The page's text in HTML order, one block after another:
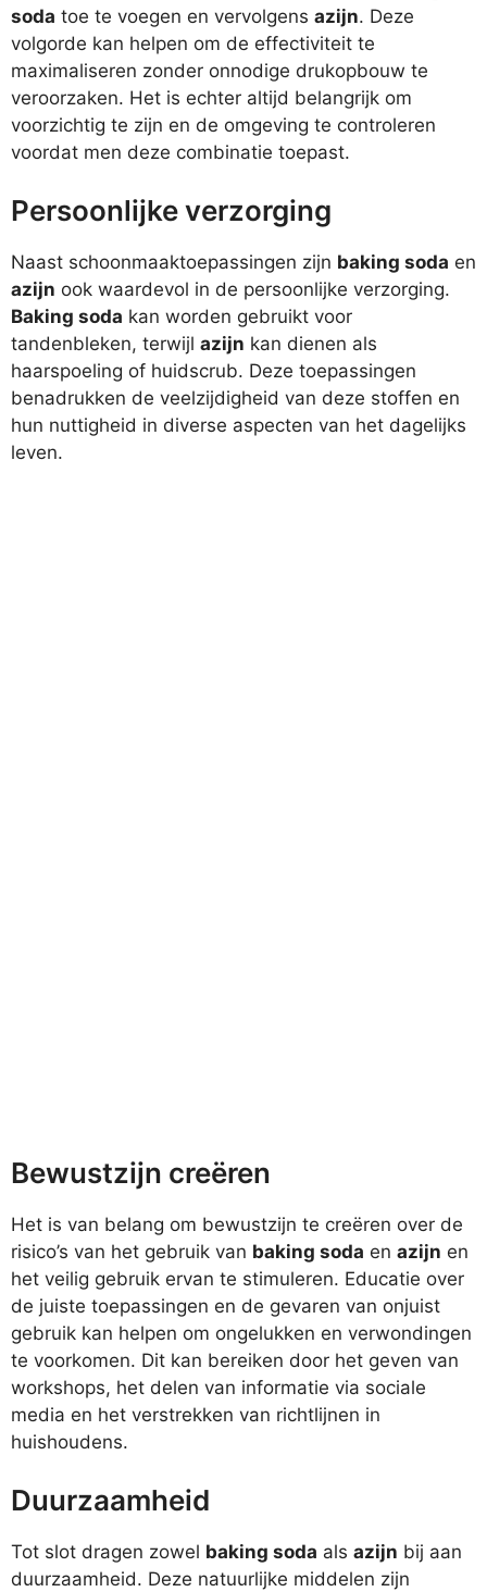
soda toe te voegen en vervolgens azijn. Deze
volgorde kan helpen om de effectiviteit te
maximaliseren zonder onnodige drukopbouw te
veroorzaken. Het is echter altijd belangrijk om
voorzichtig te zijn en de omgeving te controleren
voordat men deze combinatie toepast.
Persoonlijke verzorging
Naast schoonmaaktoepassingen zijn baking soda en
azijn ook waardevol in de persoonlijke verzorging.
Baking soda kan worden gebruikt voor
tandenbleken, terwijl azijn kan dienen als
haarspoeling of huidscrub. Deze toepassingen
benadrukken de veelzijdigheid van deze stoffen en
hun nuttigheid in diverse aspecten van het dagelijks
leven.
Bewustzijn creëren
Het is van belang om bewustzijn te creëren over de
risico’s van het gebruik van baking soda en azijn en
het veilig gebruik ervan te stimuleren. Educatie over
de juiste toepassingen en de gevaren van onjuist
gebruik kan helpen om ongelukken en verwondingen
te voorkomen. Dit kan bereiken door het geven van
workshops, het delen van informatie via sociale
media en het verstrekken van richtlijnen in
huishoudens.
Duurzaamheid
Tot slot dragen zowel baking soda als azijn bij aan
duurzaamheid. Deze natuurlijke middelen zijn